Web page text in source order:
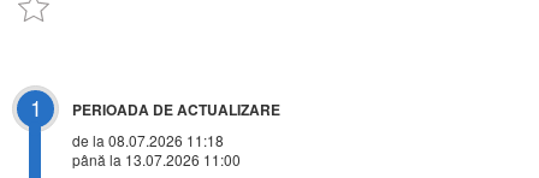
1 PERIOADA DE ACTUALIZARE
de la 08.07.2026 11:18
până la 13.07.2026 11:00